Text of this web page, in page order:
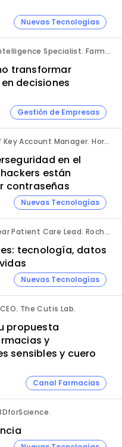
Nuevas Tecnologías
Macarena Herrera. Market Intelligence Specialist. Farmaprojects (Polpharma Group).
transformar
decisiones
Gestión de Empresas
Fernando Martínez. Head of Key Account Manager. Hornetsecurity.
en el
están
contraseñas
Nuevas Tecnologías
Núria Piella. CoreLab and Near Patient Care Lead. Roche Diagnostics España.
tecnología, datos
Nuevas Tecnologías
The Cutis Lab.
propuesta
y
sensibles y cuero
Canal Farmacias